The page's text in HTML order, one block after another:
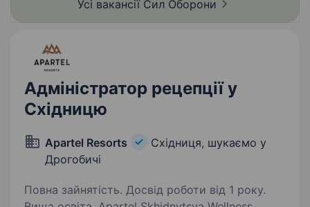
Усі вакансії Сил Оборони
Адміністратор рецепції у
Східницю
Apartel Resorts
Східниця, шукаємо у
Дрогобичі
Повна зайнятість. Досвід роботи від 1 року.